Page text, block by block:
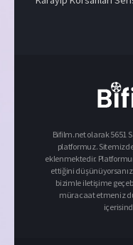
Bifilm.net olarak 5651
platformuz.
eklenmektedir.
ettiğini düşünüyorsanız
bizimle iletişime
müracaat etmeniz